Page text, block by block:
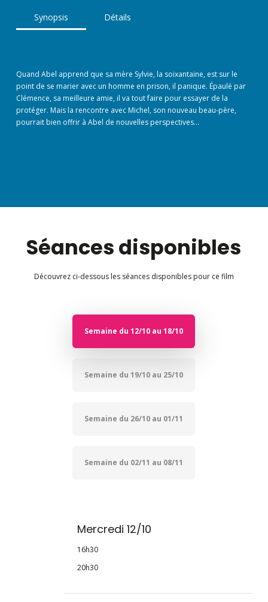
Synopsis Détails
Quand Abel apprend que sa mère Sylvie, la soixantaine, est sur le
point de se marier avec un homme en prison, il panique. Épaulé par
Clémence, sa meilleure amie, il va tout faire pour essayer de la
protéger. Mais la rencontre avec Michel, son nouveau beau-père,
pourrait bien offrir à Abel de nouvelles perspectives…
Séances disponibles
Découvrez ci-dessous les séances disponibles pour ce film
Semaine du 12/10 au 18/10
Semaine du 19/10 au 25/10
Semaine du 26/10 au 01/11
Semaine du 02/11 au 08/11
Mercredi 12/10
16h30
20h30